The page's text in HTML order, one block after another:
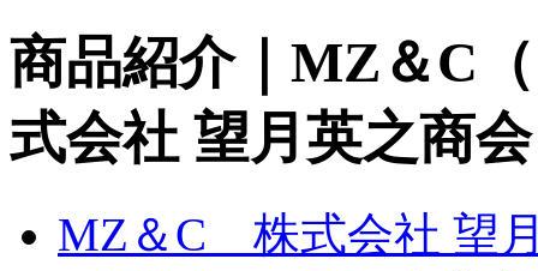
商品紹介｜MZ＆C
式会社 望月英之商会
MZ＆C 株式会社 望